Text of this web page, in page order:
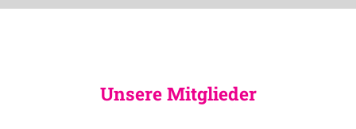
Unsere Mitglieder